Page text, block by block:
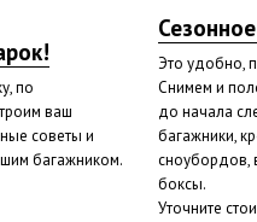
по
ваш
советы и
багажником.
Это удобно,
Снимем и
до начала
багажники,
сноубордов,
боксы.
Уточните